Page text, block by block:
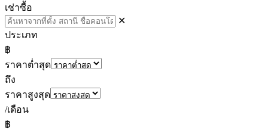
เช่าซื้อ
✕
ประเภท
฿
ราคาต่ำสุด
ถึง
ราคาสูงสุด
/เดือน
฿